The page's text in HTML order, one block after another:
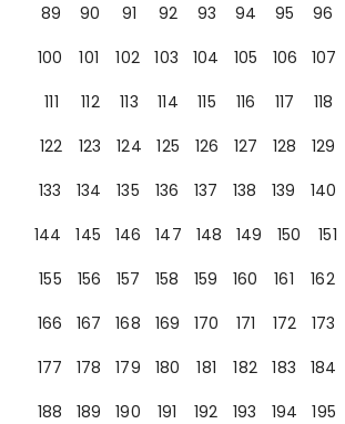
89
90 91 92 93 94 95 96
100
101 102 103 104 105 106 107
111
112 113 114 115 116 117 118
122
123 124 125 126 127 128 129
133
134 135 136 137 138 139 140
144
145 146 147 148 149 150 151
155
156 157 158 159 160 161 162
166
167 168 169 170 171 172 173
177
178 179 180 181 182 183 184
188
189 190 191 192 193 194 195